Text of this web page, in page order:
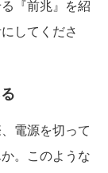
『前兆』を紹
してくださ
電源を切って
。このような